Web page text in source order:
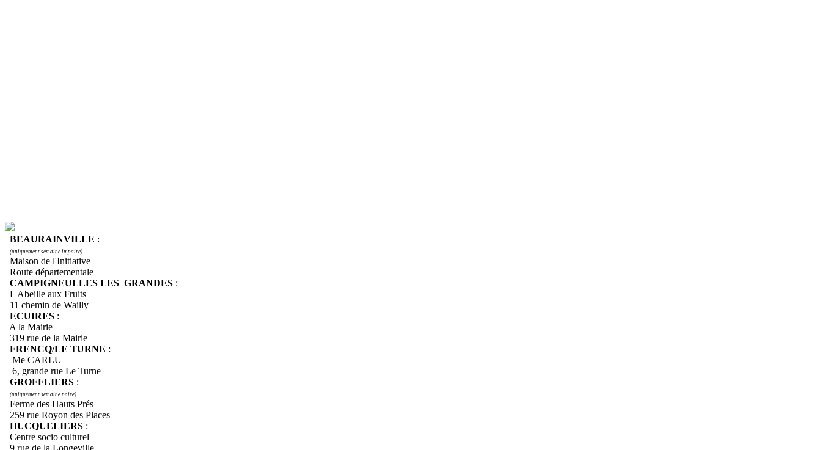
BEAURAINVILLE :
(uniquement semaine impaire)
Maison de l'Initiative
Route départementale
CAMPIGNEULLES LES GRANDES :
L Abeille aux Fruits
11 chemin de Wailly
ECUIRES :
A la Mairie
319 rue de la Mairie
FRENCQ/LE TURNE :
Me CARLU
6, grande rue Le Turne
GROFFLIERS :
(uniquement semaine paire)
Ferme des Hauts Prés
259 rue Royon des Places
HUCQUELIERS :
Centre socio culturel
9 rue de la Longeville